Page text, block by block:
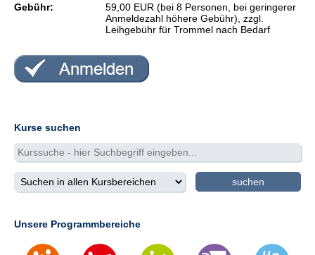
Grundbildung
Schulabschluss
Studienreisen
Kursliste
Veranstaltungsorte
Gebühr:
59,00 EUR (bei 8 Personen, bei geringerer
Anmeldezahl höhere Gebühr), zzgl.
Leihgebühr für Trommel nach Bedarf
Kurse suchen
Unsere Programmbereiche